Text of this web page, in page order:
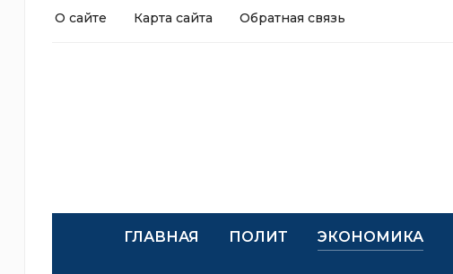
О сайте Карта сайта Обратная связь
ГЛАВНАЯ ПОЛИТ ЭКОНОМИКА